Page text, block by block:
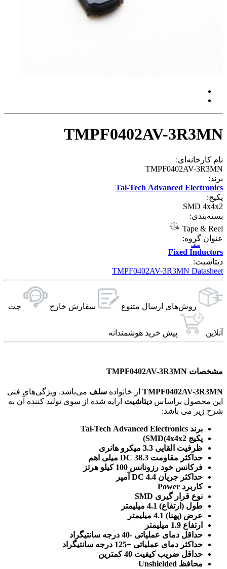
TMPF0402AV-3R3MN
نام کارخانه‌ای:
TMPF0402AV-3R3MN
برند:
Tai-Tech Advanced Electronics
پکیج:
SMD 4x4x2
بسته‌بندی:
Tape & Reel
عنوان گروه:
Fixed Inductors
سلف
دیتاشیت:
TMPF0402AV-3R3MN Datasheet
روش‌های ارسال‌ متنوع سفارش خارج چت
آنلاین پیش خرید هوشمندانه
مشخصات TMPF0402AV-3R3MN
TMPF0402AV-3R3MN از خانواده سلف می‌باشد. ویژگی‌های فنی
این محصول براساس دیتاشیت ارایه شده از سوی تولید کننده آن به
شرح زیر می باشد:
برند Tai-Tech Advanced Electronics
پکیج SMD(4x4x2)
ظرفیت القایی 3.3 میکرو هانری
حداکثر مقاومت DC 38.3 میلی اهم
فرکانس خود رزونانس 100 کیلو هرتز
حداکثر جریان DC 4.4 آمپر
کاربرد Power
نوع قرار گیری SMD
طول (ارتفاع) 4.1 میلیمتر
عرض (پهنا) 4.1 میلیمتر
ارتفاع 1.9 میلیمتر
حداقل دمای عملیاتی -40 درجه سانتیگراد
حداکثر دمای عملیاتی +125 درجه سانتیگراد
حداقل ضریب کیفیت 40 کمترین
محافظ Unshielded